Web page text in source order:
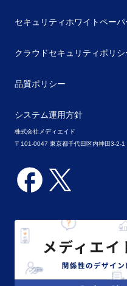
株式会社メディエイド
〒101-0047 東京都千代田区内神田3-2-
セキュリティホワイトペーパ
クラウドセキュリティポリシ
品質ポリシー
システム運用方針